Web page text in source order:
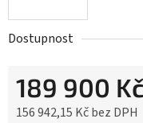
Dostupnost
189 900 Kč
156 942,15 Kč bez DPH